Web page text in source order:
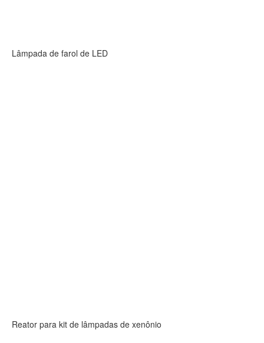
Lâmpada de farol de LED
Reator para kit de lâmpadas de xenônio